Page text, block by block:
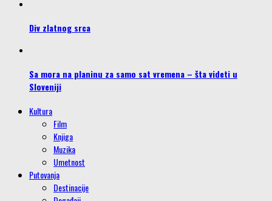
Div zlatnog srca
Sa mora na planinu za samo sat vremena – šta videti u
Sloveniji
Kultura
Film
Knjiga
Muzika
Umetnost
Putovanja
Destinacije